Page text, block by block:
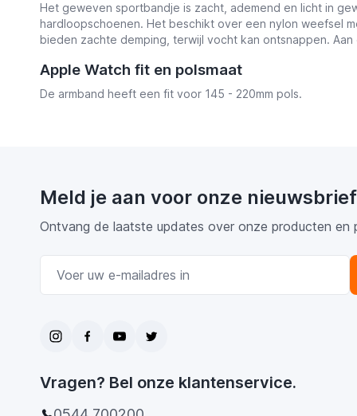
Het geweven sportbandje is zacht, ademend en licht in
hardloopschoenen. Het beschikt over een nylon weefsel
bieden zachte demping, terwijl vocht kan ontsnappen.
Apple Watch fit en polsmaat
De armband heeft een fit voor 145 - 220mm pols.
Meld je aan voor onze nieuwsbrief
Ontvang de laatste updates over onze producten en
Vragen? Bel onze klantenservice.